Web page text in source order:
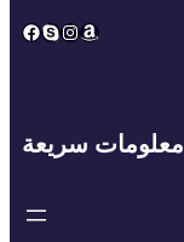
Facebook
Skype
Instagram
Amazon
معلومات سريعة